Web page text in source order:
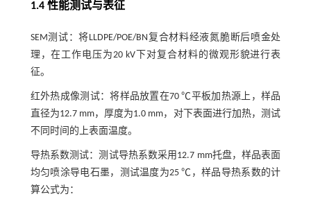
1.4 性能测试与表征
SEM测试：将LLDPE/POE/BN复合材料经液氮脆断后喷金处
理，在工作电压为20 kV下对复合材料的微观形貌进行表
征。
红外热成像测试：将样品放置在70 ℃平板加热源上，样品
直径为12.7 mm，厚度为1.0 mm，对下表面进行加热，测试
不同时间的上表面温度。
导热系数测试：测试导热系数采用12.7 mm托盘，样品表面
均匀喷涂导电石墨，测试温度为25 ℃，样品导热系数的计
算公式为：